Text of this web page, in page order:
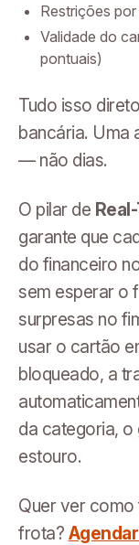
Restrições
Validade do
pontuais)
Tudo isso
bancária. Uma
— não dias.
O pilar de
garante que
do financeiro
sem esperar o
surpresas no
usar o cartão
bloqueado, a
da categoria, o
estouro.
Quer ver
frota?